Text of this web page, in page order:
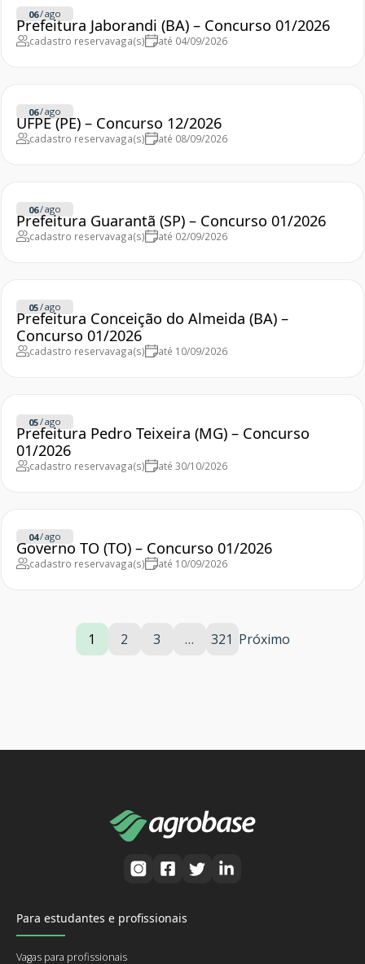
06/ago
Prefeitura Jaborandi (BA) – Concurso 01/2026
cadastro reservavaga(s) até 04/09/2026
06/ago
UFPE (PE) – Concurso 12/2026
cadastro reservavaga(s) até 08/09/2026
06/ago
Prefeitura Guarantã (SP) – Concurso 01/2026
cadastro reservavaga(s) até 02/09/2026
05/ago
Prefeitura Conceição do Almeida (BA) –
Concurso 01/2026
cadastro reservavaga(s) até 10/09/2026
05/ago
Prefeitura Pedro Teixeira (MG) – Concurso
01/2026
cadastro reservavaga(s) até 30/10/2026
04/ago
Governo TO (TO) – Concurso 01/2026
cadastro reservavaga(s) até 10/09/2026
1 2 3 … 321 Próximo
Para estudantes e profissionais
Vagas para profissionais